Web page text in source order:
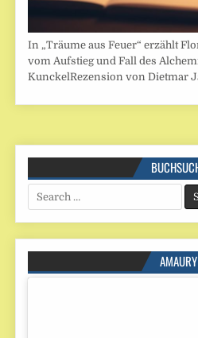
In „Träume aus Feuer“ erzählt
vom Aufstieg und Fall des
KunckelRezension von Dietmar
Search
for:
AMAURY